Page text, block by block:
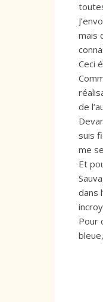
mais
Ceci
de
suis
me
Et
dans
Pour